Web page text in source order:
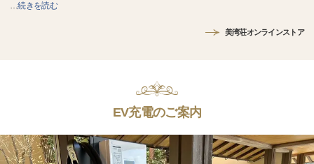
…続きを読む
美湾荘オンラインストア
EV充電のご案内